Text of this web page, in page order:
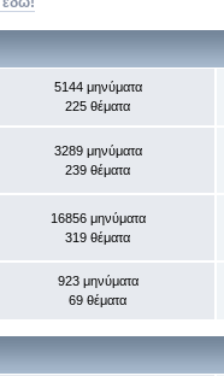
5144 μηνύματα
225 θέματα
3289 μηνύματα
239 θέματα
16856 μηνύματα
319 θέματα
923 μηνύματα
69 θέματα